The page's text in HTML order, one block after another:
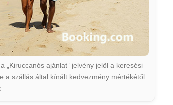
ajánlat” jelvény jelöl a keresési
a szállás által kínált kedvezmény mértékétől